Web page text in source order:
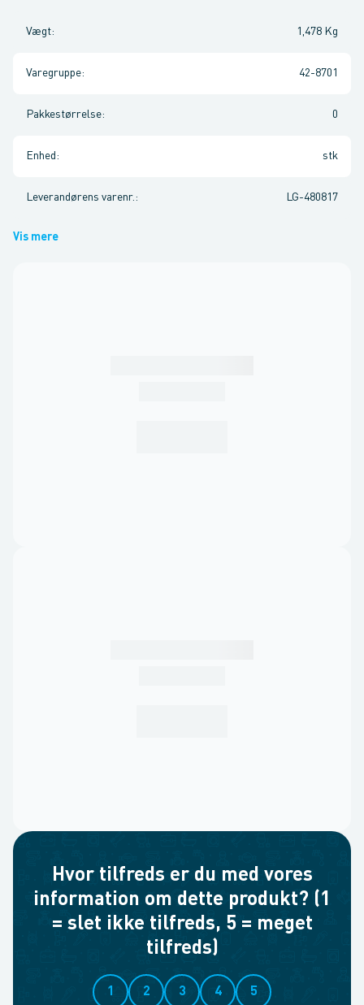
Vægt: 1,478 Kg
Varegruppe: 42-8701
Pakkestørrelse: 0
Enhed : stk
Leverandørens varenr. : LG-480817
Vis mere
Hvor tilfreds er du med vores
information om dette produkt? (1
= slet ikke tilfreds, 5 = meget
tilfreds)
1 2 3 4 5